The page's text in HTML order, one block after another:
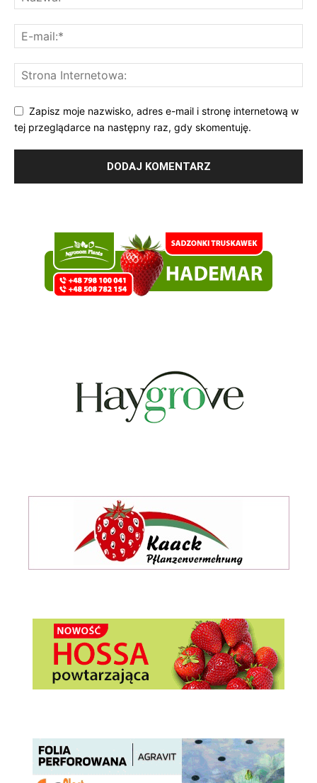
Zapisz moje nazwisko, adres e-mail i stronę internetową w
tej przeglądarce na następny raz, gdy skomentuję.